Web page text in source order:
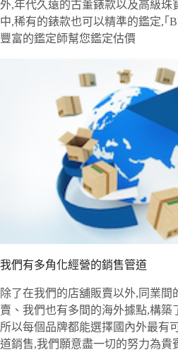
外,年代久遠的古董錶款以及高級珠
中,稀有的錶款也可以精準的鑑定,｢
豐富的鑑定師幫您鑑定估價
我們有多角化經營的銷售管道
除了在我們的店舖販賣以外,同業間
賣、我們也有多間的海外據點,構築
所以每個品牌都能選擇國內外最有
道銷售,我們願意盡一切的努力為貴